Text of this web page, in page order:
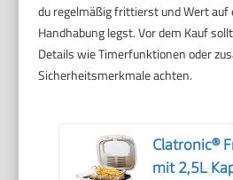
du regelmäßig frittierst und Wert auf
Handhabung legst. Vor dem Kauf
Details wie Timerfunktionen oder
Sicherheitsmerkmale achten.
Clatronic®
mit 2,5L